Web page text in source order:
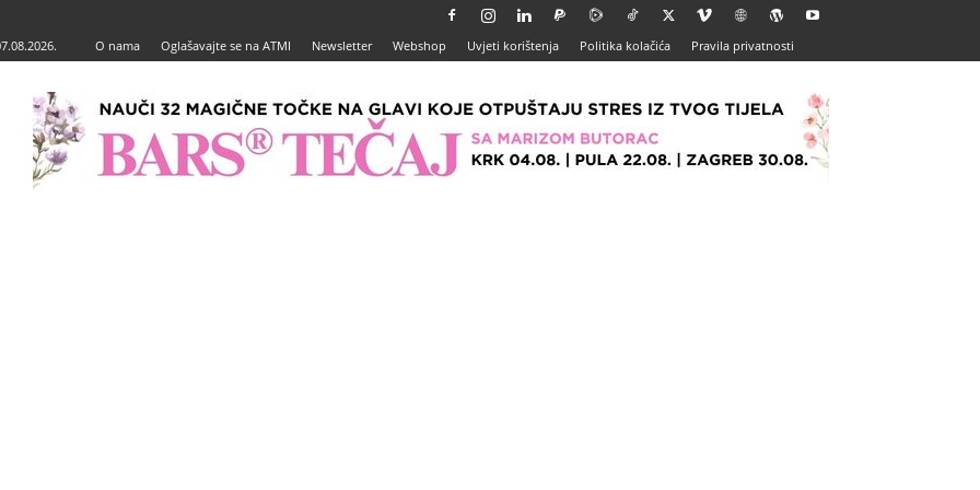
O nama Oglašavajte se na ATMI Newsletter Webshop Uvjeti korištenja Politika kolačića Pravila privatnosti